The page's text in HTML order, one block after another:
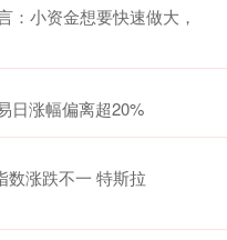
：小资金想要快速做大，
日涨幅偏离超20%
数涨跌不一 特斯拉